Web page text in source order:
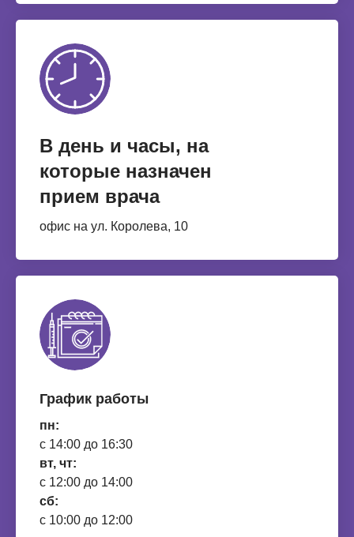
В день и часы, на
которые назначен
прием врача
офис на ул. Королева, 10
График работы
пн:
с 14:00 до 16:30
вт, чт:
с 12:00 до 14:00
сб:
с 10:00 до 12:00